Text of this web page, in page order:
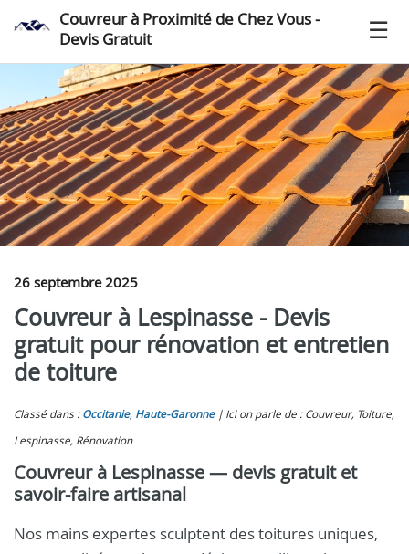
Couvreur à Proximité de Chez Vous -
Devis Gratuit
26 septembre 2025
Couvreur à Lespinasse - Devis
gratuit pour rénovation et entretien
de toiture
Classé dans : Occitanie, Haute-Garonne
Ici on parle de : Couvreur, Toiture,
Lespinasse, Rénovation
Couvreur à Lespinasse — devis gratuit et
savoir-faire artisanal
Nos mains expertes sculptent des toitures uniques,